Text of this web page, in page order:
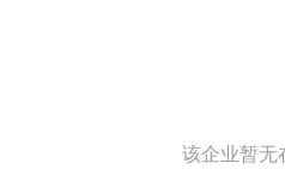
该企业暂无